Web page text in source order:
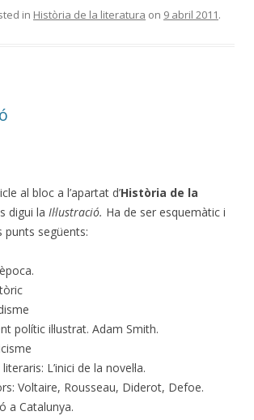
in Història de la literatura on 9 abril 2011.
al bloc a l’apartat d’Història de la
digui la Il·lustració. Ha de ser esquemàtic i
punts següents:
polític il·lustrat. Adam Smith.
L’inici de la novel·la.
Voltaire, Rousseau, Diderot, Defoe.
a Catalunya.